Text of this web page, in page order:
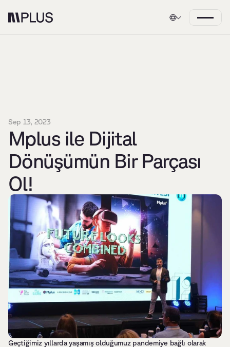
Mplus ile Dijital
Dönüşümün Bir Parçası
Ol!
Sep 13, 2023
Geçtiğimiz yıllarda yaşamış olduğumuz pandemiye bağlı olarak